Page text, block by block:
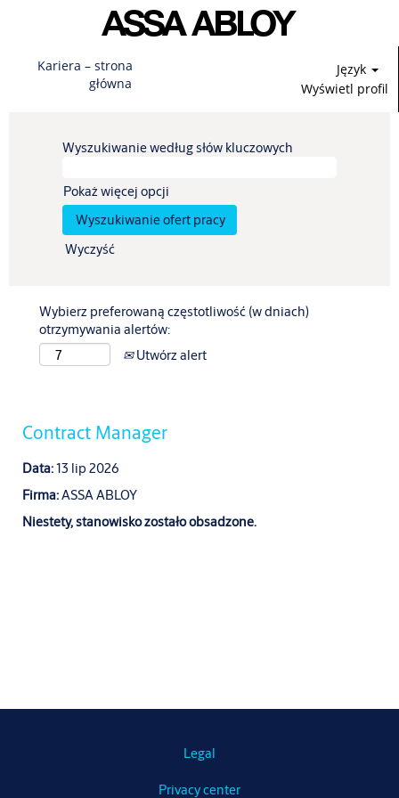
Kariera – strona
główna
Język
Wyświetl profil
Wyszukiwanie według słów kluczowych
Pokaż więcej opcji
Wyczyść
Wybierz preferowaną częstotliwość (w dniach)
otrzymywania alertów:
Utwórz alert
Contract Manager
Data:13 lip 2026
Firma:ASSA ABLOY
Niestety, stanowisko zostało obsadzone.
Legal
Privacy center